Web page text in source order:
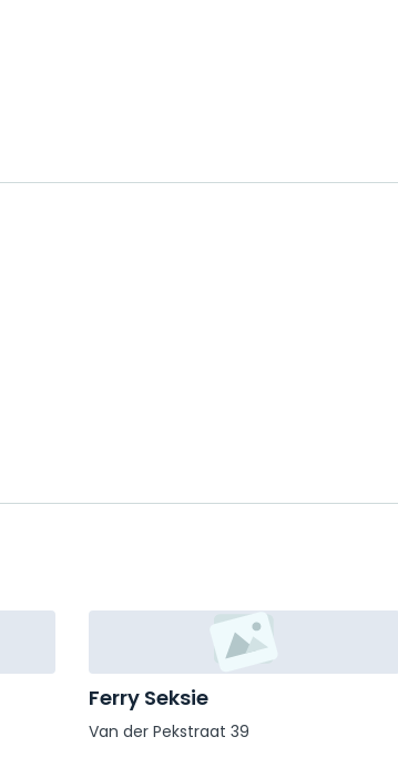
Ferry Seksie
Van der Pekstraat 39